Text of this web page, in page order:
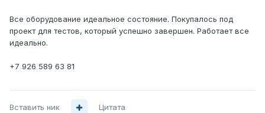
Все оборудование идеальное состояние. Покупалось под
проект для тестов, который успешно завершен. Работает все
идеально.
+7 926 589 63 81
Вставить ник Цитата